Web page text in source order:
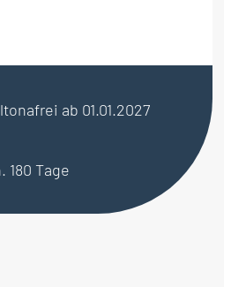
frei ab 01.01.2027
180 Tage